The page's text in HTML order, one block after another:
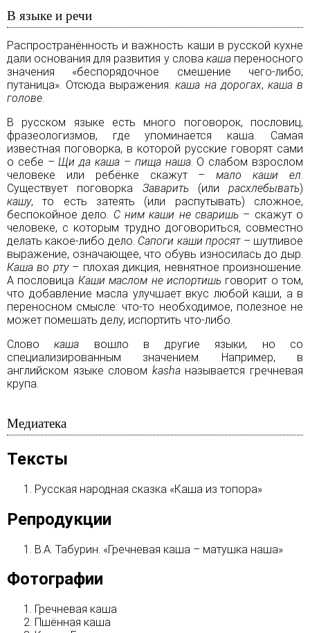
В языке и речи
Распространённость и важность каши в русской кухне
дали основания для развития у слова кашапереносного
значения «беспорядочное смешение чего-либо;
путаница». Отсюда выражения:каша на дорогах, каша в
голове.
В русском языке есть много поговорок, пословиц,
фразеологизмов, где упоминается каша. Самая
известная поговорка, в которой русские говорят сами
о себе –Щи да каша – пища наша. О слабом взрослом
человеке или ребёнке скажут –мало каши ел.
Существует поговорка Заварить(или расхлебывать)
кашу, то есть затеять (или распутывать) сложное,
беспокойное дело. С ним каши не сваришь – скажут о
человеке, с которым трудно договориться, совместно
делать какое-либо дело. Сапоги каши просят– шутливое
выражение, означающее, что обувь износилась до дыр.
Каша во рту– плохая дикция, невнятное произношение.
А пословица Каши маслом не испортишьговорит о том,
что добавление масла улучшает вкус любой каши, а в
переносном смысле: что-то необходимое, полезное не
может помешать делу, испортить что-либо.
Словокаша вошло в другие языки, но со
специализированным значением. Например, в
английском языке словом kashaназывается гречневая
крупа.
Медиатека
Тексты
Русская народная сказка «Каша из топора»
Репродукции
В.А. Табурин. «Гречневая каша – матушка наша»
Фотографии
Гречневая каша
Пшённая каша